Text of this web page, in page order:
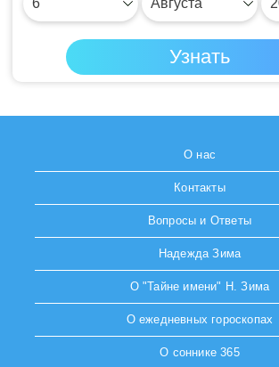
О нас
Контакты
Вопросы и Ответы
Надежда Зима
О "Тайне имени" Н. Зима
О ежедневных гороскопах
О соннике 365